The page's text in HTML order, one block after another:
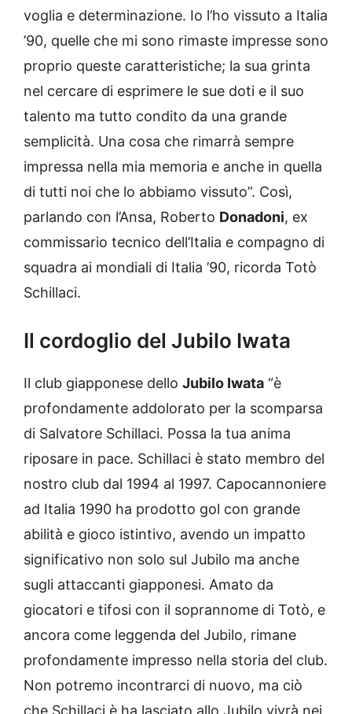
voglia e determinazione. Io l’ho vissuto a Italia
’90, quelle che mi sono rimaste impresse sono
proprio queste caratteristiche; la sua grinta
nel cercare di esprimere le sue doti e il suo
talento ma tutto condito da una grande
semplicità. Una cosa che rimarrà sempre
impressa nella mia memoria e anche in quella
di tutti noi che lo abbiamo vissuto”. Così,
parlando con l’Ansa, Roberto Donadoni, ex
commissario tecnico dell’Italia e compagno di
squadra ai mondiali di Italia ’90, ricorda Totò
Schillaci.
Il cordoglio del Jubilo Iwata
Il club giapponese dello Jubilo Iwata “è
profondamente addolorato per la scomparsa
di Salvatore Schillaci. Possa la tua anima
riposare in pace. Schillaci è stato membro del
nostro club dal 1994 al 1997. Capocannoniere
ad Italia 1990 ha prodotto gol con grande
abilità e gioco istintivo, avendo un impatto
significativo non solo sul Jubilo ma anche
sugli attaccanti giapponesi. Amato da
giocatori e tifosi con il soprannome di Totò, e
ancora come leggenda del Jubilo, rimane
profondamente impresso nella storia del club.
Non potremo incontrarci di nuovo, ma ciò